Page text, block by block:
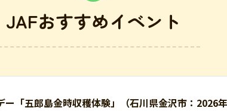
JAFおすすめイベント
ー「五郎島金時収穫体験」（石川県金沢市：2026